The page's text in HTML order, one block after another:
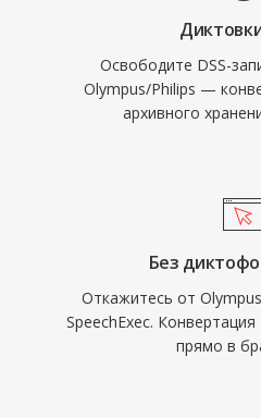
версиях значительно
на современном
с открытым кодом
лицензией BSD и
foobar2000, VLC,
теги APEv2, встроенные
значения ReplayGain,
организационные
требовательных
Освободите DSS-
Olympus/Philips —
архивного
Без
Откажитесь от
SpeechExec. Конвертация
прямо в